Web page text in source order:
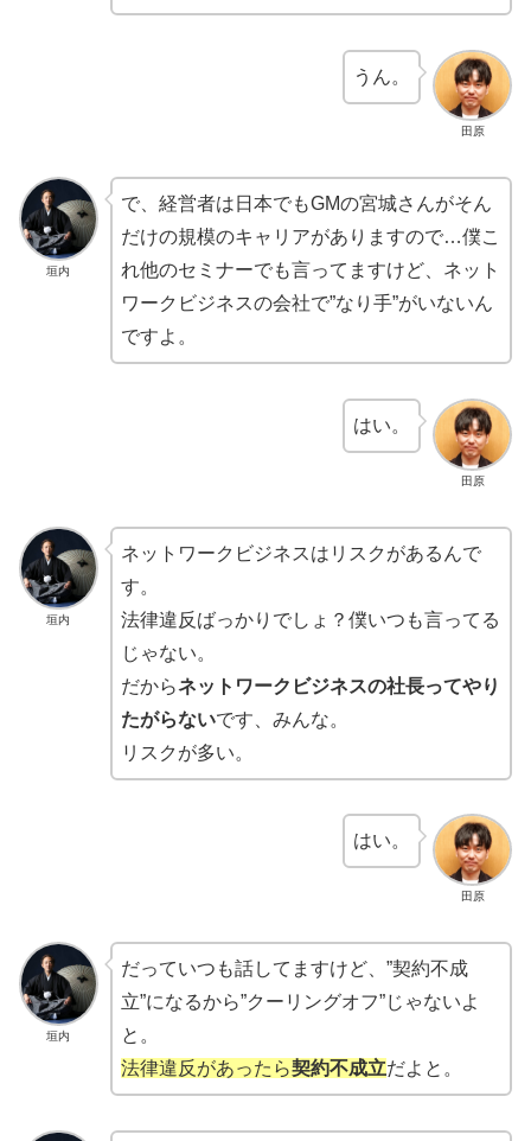
田原
うん。
垣内
で、経営者は日本でもGMの宮城さんがそん
だけの規模のキャリアがありますので…僕こ
れ他のセミナーでも言ってますけど、ネット
ワークビジネスの会社で”なり手”がいないん
ですよ。
田原
はい。
垣内
ネットワークビジネスはリスクがあるんで
す。
法律違反ばっかりでしょ？僕いつも言ってる
じゃない。
だからネットワークビジネスの社長ってやり
たがらないです、みんな。
リスクが多い。
田原
はい。
垣内
だっていつも話してますけど、”契約不成
立”になるから”クーリングオフ”じゃないよ
と。
法律違反があったら契約不成立だよと。